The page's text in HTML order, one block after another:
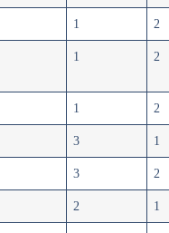
1 2
1 2
1 2
3 1
3 2
2 1